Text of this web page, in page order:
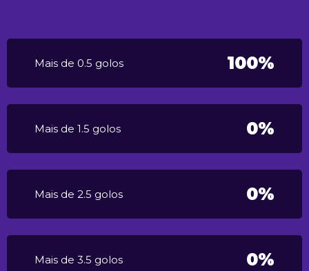
Mais de 0.5 golos 100%
Mais de 1.5 golos 0%
Mais de 2.5 golos 0%
Mais de 3.5 golos 0%